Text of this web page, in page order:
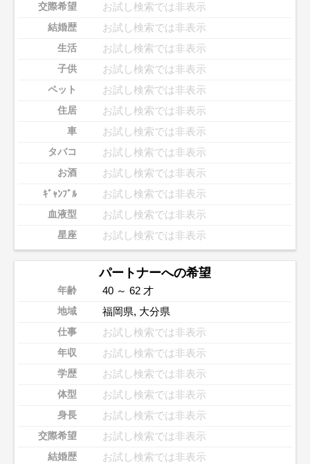
交際希望 お試し検索では非表示
結婚歴 お試し検索では非表示
生活 お試し検索では非表示
子供 お試し検索では非表示
ペット お試し検索では非表示
住居 お試し検索では非表示
車 お試し検索では非表示
タバコ お試し検索では非表示
お酒 お試し検索では非表示
ｷﾞｬﾝﾌﾞﾙ お試し検索では非表示
血液型 お試し検索では非表示
星座 お試し検索では非表示
パートナーへの希望
年齢 40 ～ 62 才
地域 福岡県, 大分県
仕事 お試し検索では非表示
年収 お試し検索では非表示
学歴 お試し検索では非表示
体型 お試し検索では非表示
身長 お試し検索では非表示
交際希望 お試し検索では非表示
結婚歴 お試し検索では非表示